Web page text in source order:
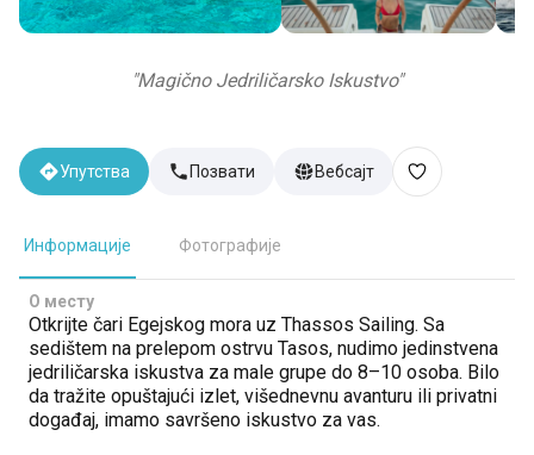
"Magično Jedriličarsko Iskustvo"
Упутства Позвати Вебсајт
Информације Фотографије
О месту
Otkrijte čari Egejskog mora uz Thassos Sailing. Sa
sedištem na prelepom ostrvu Tasos, nudimo jedinstvena
jedriličarska iskustva za male grupe do 8–10 osoba. Bilo
da tražite opuštajući izlet, višednevnu avanturu ili privatni
događaj, imamo savršeno iskustvo za vas.